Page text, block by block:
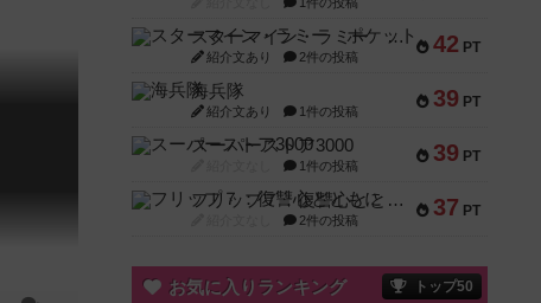
42 PT
スターマイン・ラミー ポケット
紹介文あり 2件の投稿
39 PT
海兵隊
紹介文あり 1件の投稿
39 PT
スーパーストア3000
1件の投稿
37 PT
フリップ７：復讐心とともに
2件の投稿
お気に入りランキング トップ50